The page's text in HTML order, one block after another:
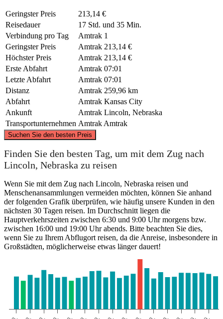
Geringster Preis
213,14 €
Reisedauer
17 Std. und 35 Min.
Verbindung pro Tag
Amtrak 1
Geringster Preis
Amtrak 213,14 €
Höchster Preis
Amtrak 213,14 €
Erste Abfahrt
Amtrak 07:01
Letzte Abfahrt
Amtrak 07:01
Distanz
Amtrak 259,96 km
Abfahrt
Amtrak Kansas City
Ankunft
Amtrak Lincoln, Nebraska
Transportunternehmen Amtrak Amtrak
Suchen Sie den besten Preis
Kansas City, MO
©CARTO
Finden Sie den besten Tag, um mit dem Zug nach
Lincoln, Nebraska zu reisen
Wenn Sie mit dem Zug nach Lincoln, Nebraska reisen und
Menschenansammlungen vermeiden möchten, können Sie anhand
der folgenden Grafik überprüfen, wie häufig unsere Kunden in den
nächsten 30 Tagen reisen. Im Durchschnitt liegen die
Hauptverkehrszeiten zwischen 6:30 und 9:00 Uhr morgens bzw.
zwischen 16:00 und 19:00 Uhr abends. Bitte beachten Sie dies,
wenn Sie zu Ihrem Abflugort reisen, da die Anreise, insbesondere in
Großstädten, möglicherweise etwas länger dauert!